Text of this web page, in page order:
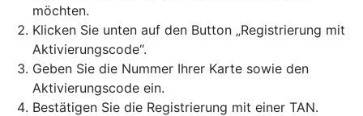
möchten.
Klicken Sie unten auf den Button „Registrierung mit
Aktivierungscode“.
Geben Sie die Nummer Ihrer Karte sowie den
Aktivierungscode ein.
Bestätigen Sie die Registrierung mit einer TAN.